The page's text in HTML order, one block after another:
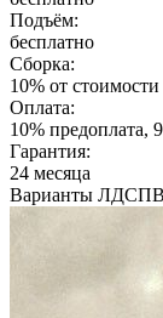
Подъём:
бесплатно
Сборка:
10% от стоимости
Оплата:
10% предоплата,
Гарантия:
24 месяца
Варианты ЛДСП